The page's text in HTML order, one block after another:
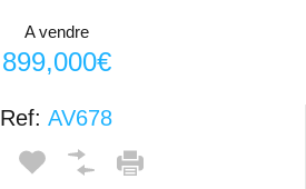
A vendre
899,000€
Ref: AV678